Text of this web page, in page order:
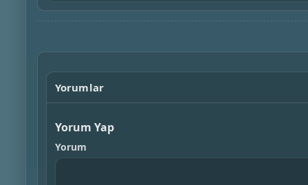
Yorumlar
Yorum Yap
Yorum